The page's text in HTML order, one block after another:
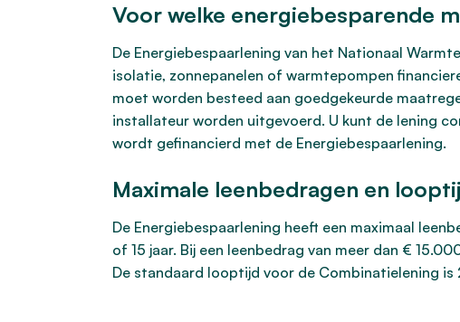
Voor welke energiebesparende
De Energiebespaarlening van het Nationaal
isolatie, zonnepanelen of warmtepompen
moet worden besteed aan goedgekeurde
installateur worden uitgevoerd. U kunt de lening
wordt gefinancierd met de Energiebespaarlening.
Maximale leenbedragen en
De Energiebespaarlening heeft een maximaal
of 15 jaar. Bij een leenbedrag van meer dan €
De standaard looptijd voor de Combinatielening is